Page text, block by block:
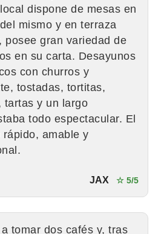
dispone de mesas en
mismo y en terraza
posee gran variedad de
en su carta. Desayunos
con churros y
tostadas, tortitas,
tartas y un largo
todo espectacular. El
rápido, amable y
JAX ☆ 5/5
tomar dos cafés y, tras